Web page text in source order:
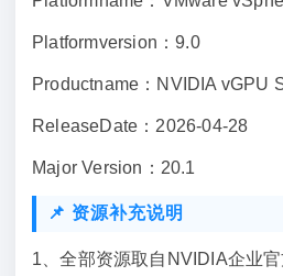
Platformversion：9.0
Productname：NVIDIA vGPU
ReleaseDate：2026-04-28
Major Version：20.1
📌 资源补充说明
1、全部资源取自NVIDIA企业